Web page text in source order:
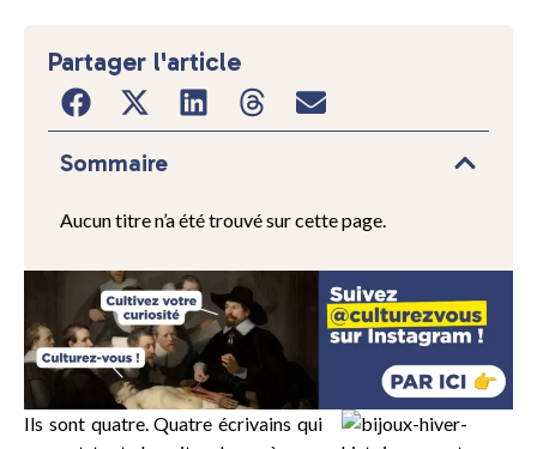
Ils sont quatre. Quatre écrivains qui
Partager l'article
Sommaire
Aucun titre n’a été trouvé sur cette page.